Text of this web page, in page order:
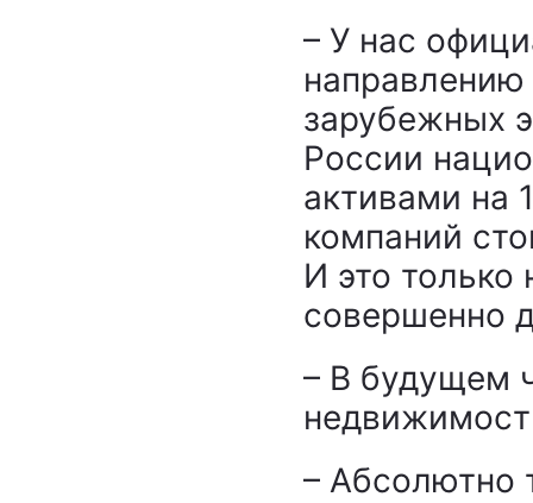
– У нас
зарубежных
России
активами на
компаний
И это
совершенно
– В будущем
– Абсолютно